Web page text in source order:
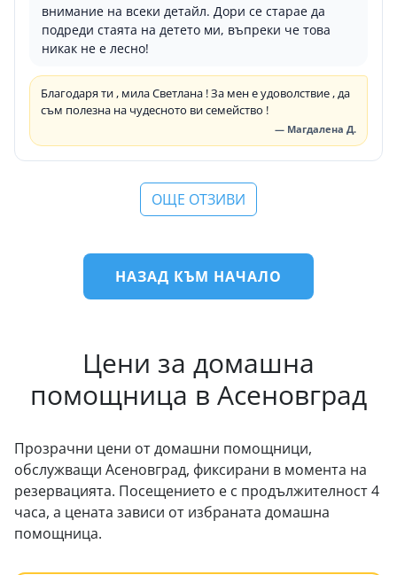
внимание на всеки детайл. Дори се старае да
подреди стаята на детето ми, въпреки че това
никак не е лесно!
Благодаря ти , мила Светлана ! За мен е удоволствие , да
съм полезна на чудесното ви семейство !
— Магдалена Д.
ОЩЕ ОТЗИВИ
НАЗАД КЪМ НАЧАЛО
Цени за домашна
помощница в Асеновград
Прозрачни цени от домашни помощници,
обслужващи Асеновград, фиксирани в момента на
резервацията. Посещението е с продължителност 4
часа, а цената зависи от избраната домашна
помощница.